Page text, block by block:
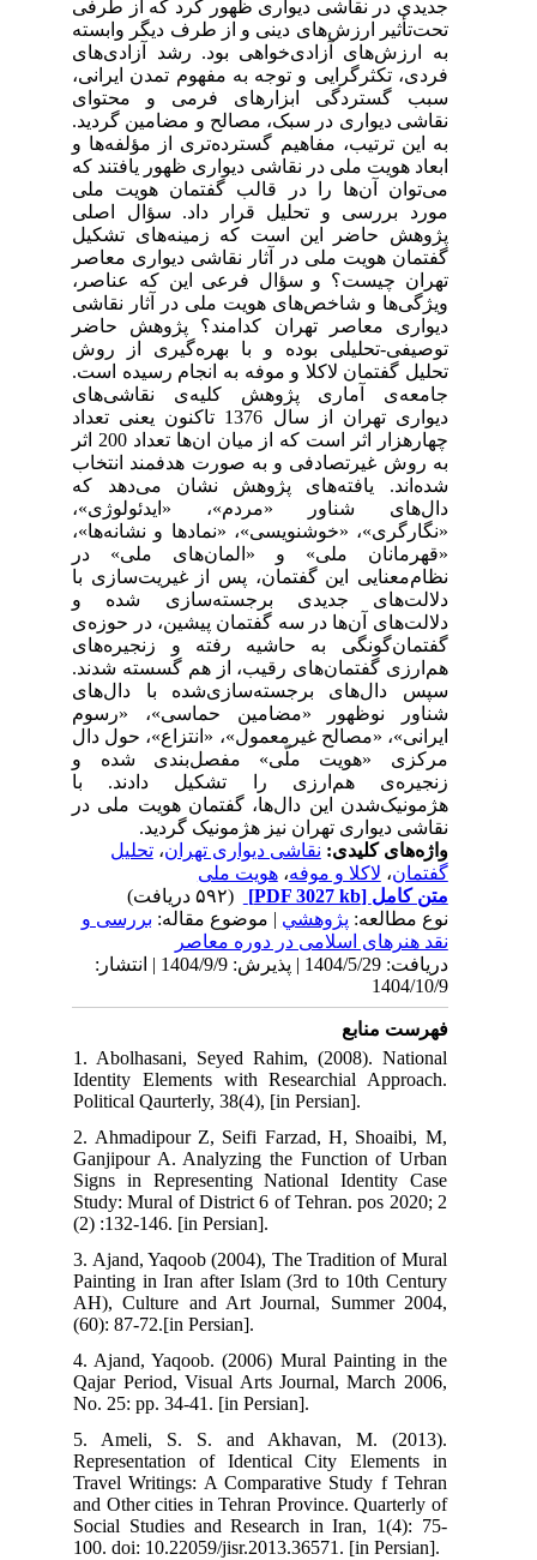
جدیدی در نقاشی دیواری ظهور کرد که از طرفی
تحت‌تأثیر ارزش‌های دینی و از طرف دیگر وابسته
به ارزش‌های آزادی‌خواهی بود. رشد آزادی‌های
فردی، تکثرگرایی و توجه به مفهوم تمدن ایرانی،
سبب گستردگی ابزارهای فرمی و محتوای
نقاشی دیواری در سبک، مصالح و مضامین گردید.
به این ترتیب، مفاهیم گسترده‌تری از مؤلفه‌ها و
ابعاد هویت ملی در نقاشی دیواری ظهور یافتند که
می‌توان آن‌ها را در قالب گفتمان هویت ملی
مورد بررسی و تحلیل قرار داد. سؤال اصلی
پژوهش حاضر این است که زمینه‌های تشکیل
گفتمان هویت ملی در آثار نقاشی دیواری معاصر
تهران چیست؟ و سؤال فرعی این که عناصر،
ویژگی‌ها و شاخص‌های هویت ملی در آثار نقاشی
دیواری معاصر تهران کدامند؟ پژوهش حاضر
توصیفی-تحلیلی بوده و با بهره‌گیری از روش
تحلیل گفتمان لاکلا و موفه به انجام رسیده است.
جامعه‌ی آماری پژوهش کلیه‌ی نقاشی‌های
دیواری‌ تهران از سال 1376 تاکنون یعنی تعداد
چهارهزار اثر است که از میان ان‌ها تعداد 200 اثر
به روش غیرتصادفی و به صورت هدفمند انتخاب
شده‌اند. یافته‌های پژوهش نشان می‌دهد که
دال‌های شناور «مردم»، «ایدئولوژی»،
«نگارگری»، «خوشنویسی»، «نمادها و نشانه‌ها»،
«قهرمانان ملی» و «المان‌های ملی» در
نظام‌معنایی این گفتمان، پس از غیریت‌سازی با
دلالت‌های جدیدی برجسته‌سازی شده و
دلالت‌های آن‌ها در سه گفتمان پیشین، در حوزه‌ی
گفتمان‌گونگی به حاشیه رفته و زنجیره‌های
هم‌ارزی گفتمان‌های رقیب، از هم گسسته شدند.
سپس دال‌های برجسته‌سازی‌شده با دال‌های
شناور نوظهور «مضامین حماسی»، «رسوم
ایرانی»، «مصالح غیرمعمول»، «انتزاع»، حول دال
مرکزی «هویت ملّی» مفصل‌بندی شده و
زنجیره‌ی هم‌ارزی را تشکیل دادند. با
هژمونیک‌شدن این دال‌ها، گفتمان هویت ملی در
نقاشی دیواری تهران نیز هژمونیک گردید.
واژه‌های کلیدی:نقاشی دیواری تهران،تحلیل
لاکلا و موفه، هویت ملی
متن کامل[PDF 3027 kb]
(۵۹۲ دریافت)
نوع مطالعه: پژوهشي | موضوع مقاله:بررسی و
نقد هنرهای اسلامی در دوره معاصر
دریافت: 1404/5/29 | پذیرش: 1404/9/9 | انتشار:
1404/10/9
فهرست منابع
1. Abolhasani, Seyed Rahim, (2008). National
Identity Elements with Researchial Approach.
Political Qaurterly, 38(4), [in Persian].
2. Ahmadipour Z, Seifi Farzad, H, Shoaibi, M,
Ganjipour A. Analyzing the Function of Urban
Signs in Representing National Identity Case
Study: Mural of District 6 of Tehran. pos 2020; 2
(2) :132-146. [in Persian].
3. Ajand, Yaqoob (2004), The Tradition of Mural
Painting in Iran after Islam (3rd to 10th Century
AH), Culture and Art Journal, Summer 2004,
(60): 87-72.[in Persian].
4. Ajand, Yaqoob. (2006) Mural Painting in the
Qajar Period, Visual Arts Journal, March 2006,
No. 25: pp. 34-41. [in Persian].
5. Ameli, S. S. and Akhavan, M. (2013).
Representation of Identical City Elements in
Travel Writings: A Comparative Study f Tehran
and Other cities in Tehran Province. Quarterly of
Social Studies and Research in Iran, 1(4): 75-
100. doi: 10.22059/jisr.2013.36571. [in Persian].